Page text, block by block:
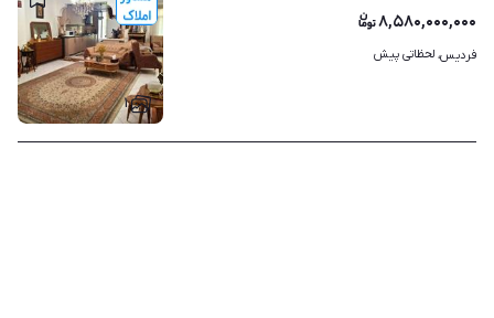
۱
۸,۵۸۰,۰۰۰,۰۰۰
فردیس، لحظاتی پیش